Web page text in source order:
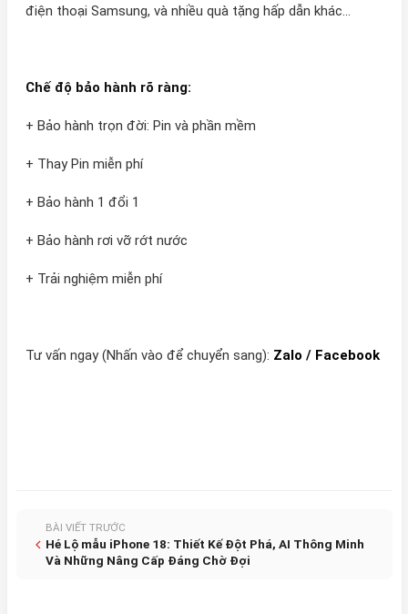
điện thoại Samsung, và nhiều quà tặng hấp dẫn khác...
Chế độ bảo hành rõ ràng:
+ Bảo hành trọn đời: Pin và phần mềm
+ Thay Pin miễn phí
+ Bảo hành 1 đổi 1
+ Bảo hành rơi vỡ rớt nước
+ Trải nghiệm miễn phí
Tư vấn ngay (Nhấn vào để chuyển sang): Zalo / Facebook
BÀI VIẾT TRƯỚC
Hé Lộ mẫu iPhone 18: Thiết Kế Đột Phá, AI Thông Minh
Và Những Nâng Cấp Đáng Chờ Đợi